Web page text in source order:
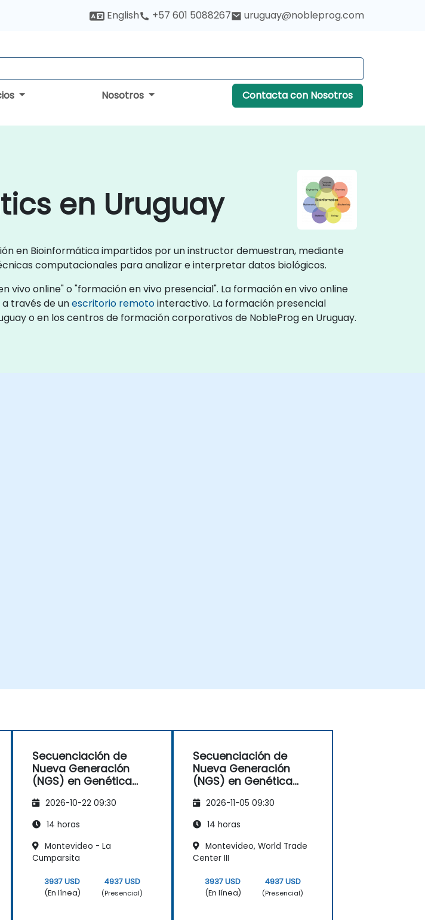
English +57 601 5088267 uruguay@nobleprog.com
Nosotros Contacta con Nosotros
en Uruguay
en Bioinformática impartidos por un instructor demuestran, mediante
computacionales para analizar e interpretar datos biológicos.
online" o "formación en vivo presencial". La formación en vivo online
través de unescritorio remotointeractivo. La formación presencial
o en los centros de formación corporativos de NobleProg en Uruguay.
Secuenciación de
Nueva Generación
(NGS) en Genética
Antropología
2026-10-22 09:30
14 horas
Montevideo - La
Cumparsita
3937 USD
(En línea)
4937 USD
(Presencial)
Secuenciación de
Nueva Generación
(NGS) en Genética
Antropología
2026-11-05 09:30
14 horas
Montevideo, World Trade
Center III
3937 USD
(En línea)
4937 USD
(Presencial)